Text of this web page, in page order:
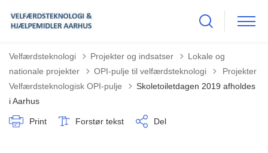
Velfærdsteknologi Projekter og indsatser
Lokale og
nationale projekter
OPI-pulje til velfærdsteknologi Tilbage til
Projekter
Velfærdsteknologisk OPI-pulje
Skoletoiletdagen 2019 afholdes
i Aarhus
Print Forstør tekst Del